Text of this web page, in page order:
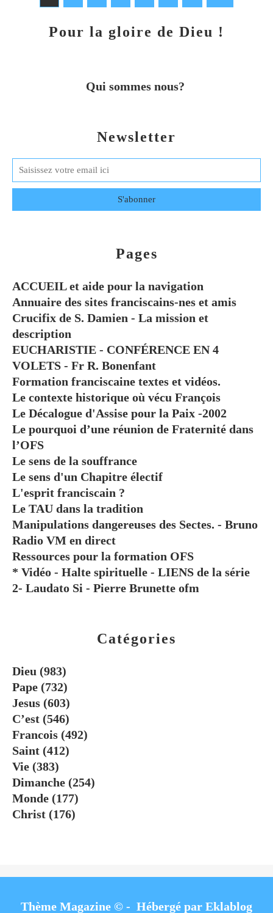
Newsletter
Catégories
Dieu (983)
Pape (732)
Jesus (603)
C’est (546)
Francois (492)
Saint (412)
Vie (383)
Dimanche (254)
Monde (177)
Christ (176)
Pages
ACCUEIL et aide pour la navigation
Annuaire des sites franciscains-nes et amis
Crucifix de S. Damien - La mission et
description
EUCHARISTIE - CONFÉRENCE EN 4
VOLETS - Fr R. Bonenfant
Formation franciscaine textes et vidéos.
Le contexte historique où vécu François
Le Décalogue d'Assise pour la Paix -2002
Le pourquoi d’une réunion de Fraternité dans
l’OFS
Le sens de la souffrance
Le sens d'un Chapitre électif
L'esprit franciscain ?
Le TAU dans la tradition
Manipulations dangereuses des Sectes. - Bruno
Radio VM en direct
Ressources pour la formation OFS
* Vidéo - Halte spirituelle - LIENS de la série
2- Laudato Si - Pierre Brunette ofm
Pour la gloire de Dieu !
Qui sommes nous?
Thème Magazine © - Hébergé par Eklablog